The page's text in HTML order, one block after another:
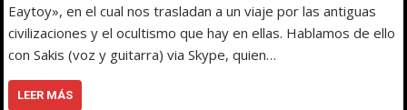
Eaytoy», en el cual nos trasladan a un viaje por las antiguas
civilizaciones y el ocultismo que hay en ellas. Hablamos de ello
con Sakis (voz y guitarra) via Skype, quien…
LEER MÁS